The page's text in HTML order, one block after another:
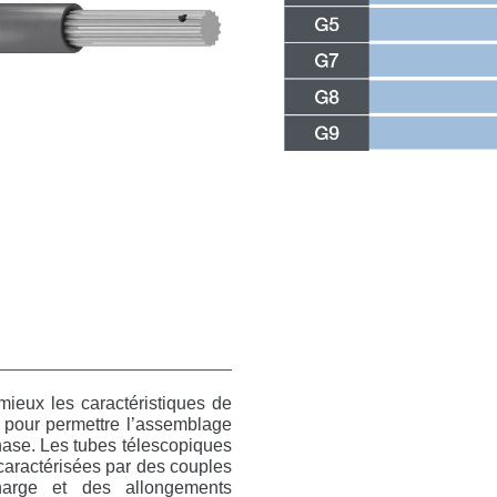
les caractéristiques de
permettre l’assemblage
Les tubes télescopiques
par des couples
et des allongements